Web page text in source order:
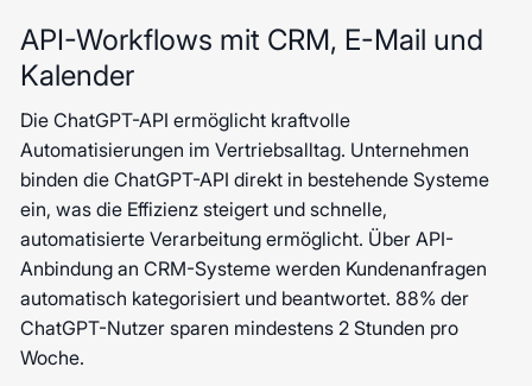
API-Workflows mit CRM, E-Mail und
Kalender
Die ChatGPT-API ermöglicht kraftvolle
Automatisierungen im Vertriebsalltag. Unternehmen
binden die ChatGPT-API direkt in bestehende Systeme
ein, was die Effizienz steigert und schnelle,
automatisierte Verarbeitung ermöglicht. Über API-
Anbindung an CRM-Systeme werden Kundenanfragen
automatisch kategorisiert und beantwortet. 88% der
ChatGPT-Nutzer sparen mindestens 2 Stunden pro
Woche.